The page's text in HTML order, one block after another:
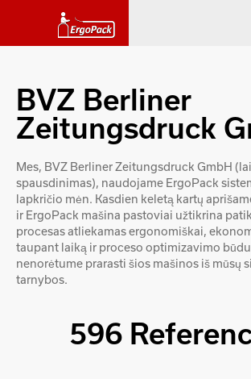
BVZ Berliner
Zeitungsdruck
Mes, BVZ Berliner Zeitungsdruck GmbH
spausdinimas), naudojame ErgoPack
lapkričio mėn. Kasdien keletą kartų
ir ErgoPack mašina pastoviai užtikrina
procesas atliekamas ergonomiškai,
taupant laiką ir proceso optimizavimo
nenorėtume prarasti šios mašinos iš mūsų
tarnybos.
596